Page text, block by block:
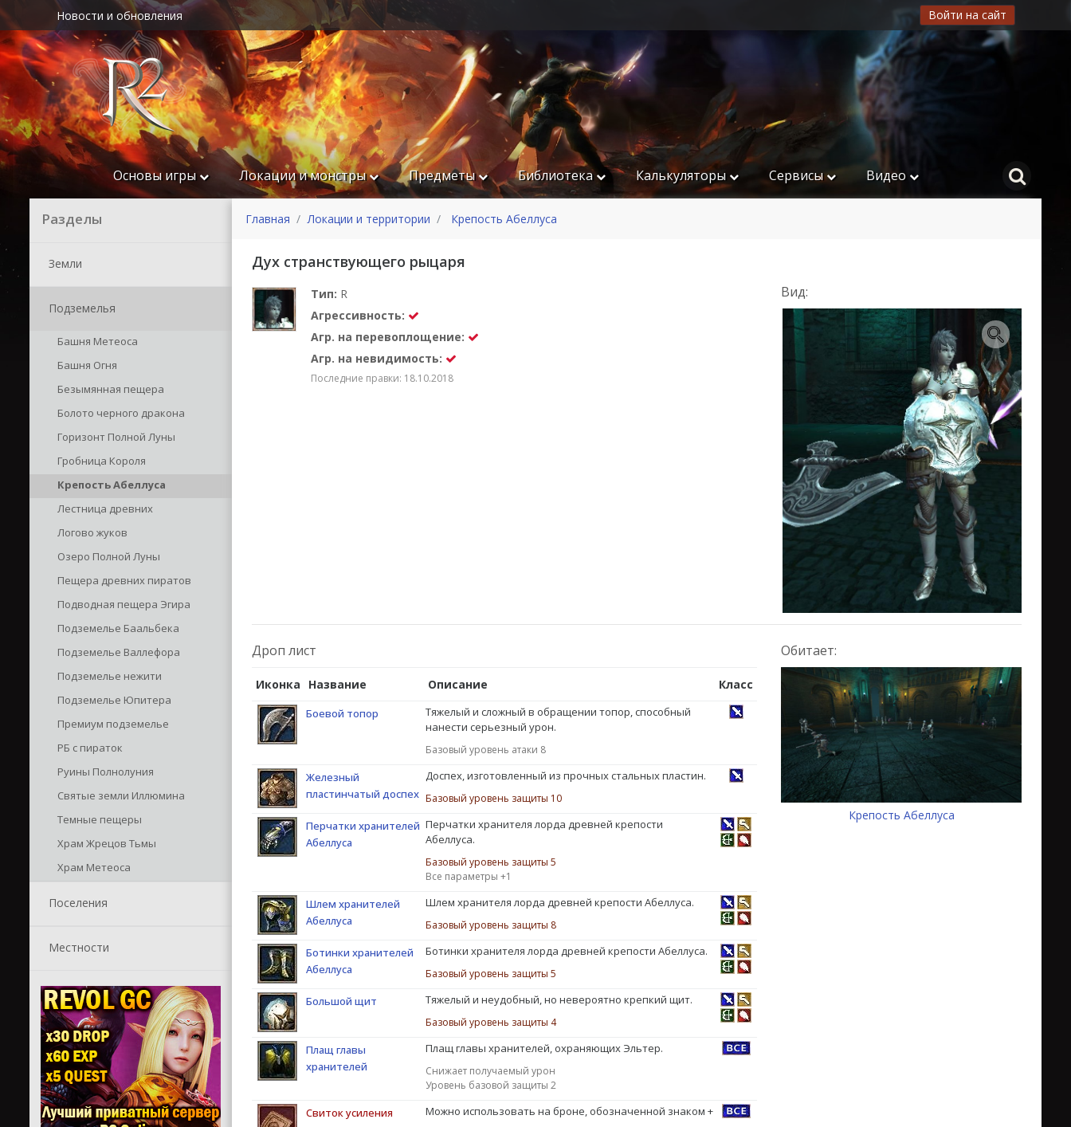
Новости и обновления Войти на сайт
Основы игры Локации и монстры Предметы Библиотека Калькуляторы Сервисы Видео
Разделы
Земли
Подземелья
Башня Метеоса
Башня Огня
Безымянная пещера
Болото черного дракона
Горизонт Полной Луны
Гробница Короля
Крепость Абеллуса
Лестница древних
Логово жуков
Озеро Полной Луны
Пещера древних пиратов
Подводная пещера Эгира
Подземелье Баальбека
Подземелье Валлефора
Подземелье нежити
Подземелье Юпитера
Премиум подземелье
РБ с пираток
Руины Полнолуния
Святые земли Иллюмина
Темные пещеры
Храм Жрецов Тьмы
Храм Метеоса
Поселения
Местности
Главная Локации и территории Крепость Абеллуса
Дух странствующего рыцаря
Тип: R
Агрессивность:
Агр. на перевоплощение:
Агр. на невидимость:
Последние правки: 18.10.2018
Вид:
Дроп лист
Иконка Название Описание Класс
Боевой топор
Тяжелый и сложный в обращении топор, способный
нанести серьезный урон.
Базовый уровень атаки 8
Железный
пластинчатый доспех
Доспех, изготовленный из прочных стальных пластин.
Базовый уровень защиты 10
Перчатки хранителей
Абеллуса
Перчатки хранителя лорда древней крепости
Абеллуса.
Базовый уровень защиты 5
Все параметры +1
Шлем хранителей
Абеллуса
Шлем хранителя лорда древней крепости Абеллуса.
Базовый уровень защиты 8
Ботинки хранителей
Абеллуса
Ботинки хранителя лорда древней крепости Абеллуса.
Базовый уровень защиты 5
Большой щит Тяжелый и неудобный, но невероятно крепкий щит.
Базовый уровень защиты 4
Плащ главы
хранителей
Плащ главы хранителей, охраняющих Эльтер.
Снижает получаемый урон
Уровень базовой защиты 2
Свиток усиления
Можно использовать на броне, обозначенной знаком +
Обитает:
Крепость Абеллуса